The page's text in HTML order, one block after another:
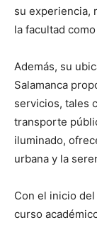
su experiencia,
la facultad
Además, su
Salamanca
servicios, tales
transporte
iluminado,
urbana y la
Con el inicio
curso